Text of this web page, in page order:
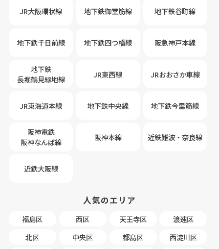
JR大阪環状線 地下鉄御堂筋線 地下鉄谷町線
地下鉄千日前線 地下鉄四つ橋線 阪急神戸本線
地下鉄
長堀鶴見緑地線
JR東西線 JRおおさか車線
JR東海道本線 地下鉄中央線 地下鉄今里筋線
阪神電鉄
阪神なんば線
阪神本線 近鉄難波・奈良線
近鉄大阪線
人気のエリア
福島区 西区 天王寺区
浪速区
北区
中央区 都島区
西淀川区